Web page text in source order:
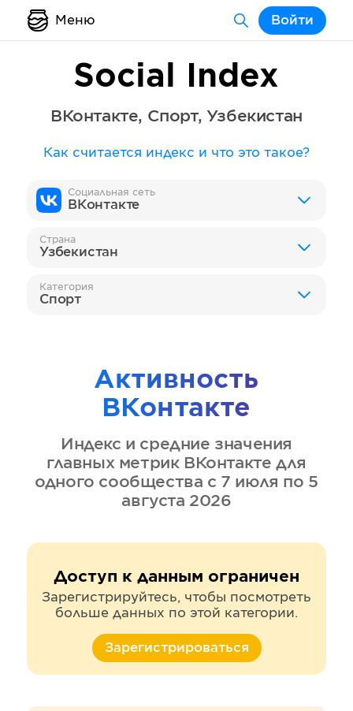
Меню Войти
Social Index
ВКонтакте, Спорт, Узбекистан
Как считается индекс и что это такое?
Социальная сеть
ВКонтакте
Страна
Узбекистан
Категория
Спорт
Активность
ВКонтакте
Индекс и средние значения
главных метрик ВКонтакте для
одного сообщества с 7 июля по 5
августа 2026
Доступ к данным ограничен
Зарегистрируйтесь, чтобы посмотреть
больше данных по этой категории.
Зарегистрироваться